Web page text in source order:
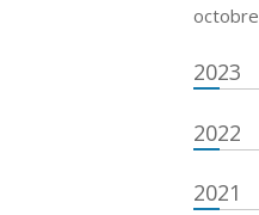
octobre
2023
2022
2021